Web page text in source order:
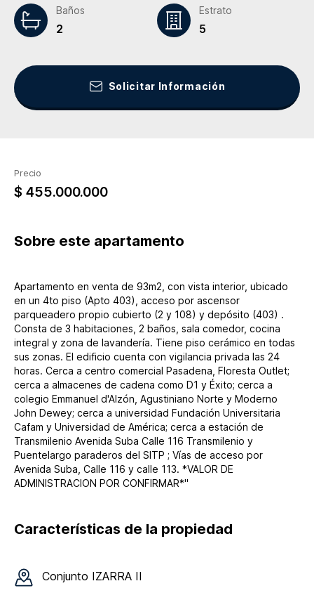
Baños
2
Estrato
5
Solicitar Información
Precio
$ 455.000.000
Sobre este apartamento
Apartamento en venta de 93m2, con vista interior, ubicado
en un 4to piso (Apto 403), acceso por ascensor
parqueadero propio cubierto (2 y 108) y depósito (403) .
Consta de 3 habitaciones, 2 baños, sala comedor, cocina
integral y zona de lavandería. Tiene piso cerámico en todas
sus zonas. El edificio cuenta con vigilancia privada las 24
horas. Cerca a centro comercial Pasadena, Floresta Outlet;
cerca a almacenes de cadena como D1 y Éxito; cerca a
colegio Emmanuel d'Alzón, Agustiniano Norte y Moderno
John Dewey; cerca a universidad Fundación Universitaria
Cafam y Universidad de América; cerca a estación de
Transmilenio Avenida Suba Calle 116 Transmilenio y
Puentelargo paraderos del SITP ; Vías de acceso por
Avenida Suba, Calle 116 y calle 113. *VALOR DE
ADMINISTRACION POR CONFIRMAR*"
Características de la propiedad
Conjunto IZARRA II